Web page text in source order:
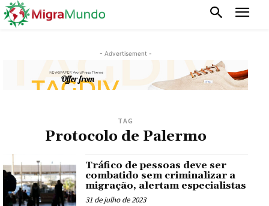
- Advertisement -
TAG
Protocolo de Palermo
Tráfico de pessoas deve ser
combatido sem criminalizar a
migração, alertam especialistas
31 de julho de 2023